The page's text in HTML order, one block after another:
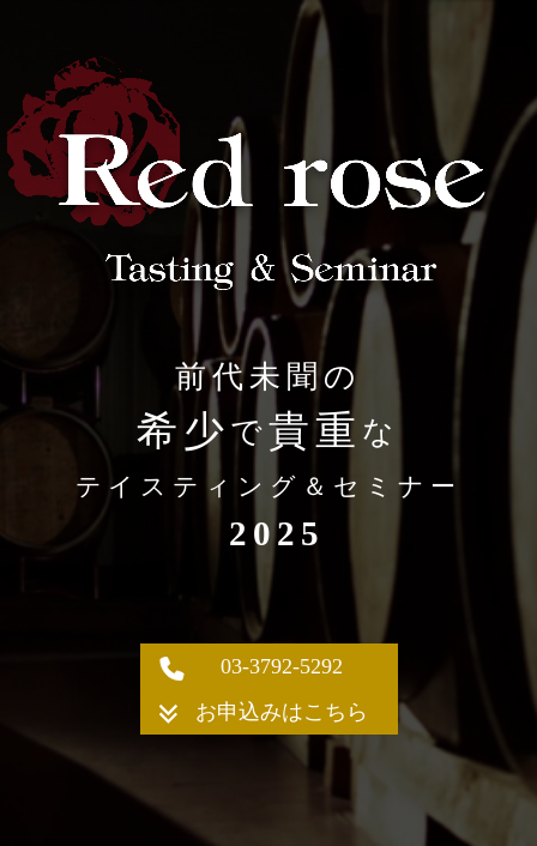
前代未聞の
希少 で貴重 な
テイスティング＆セミナー
2025
03-3792-5292
お申込みはこちら